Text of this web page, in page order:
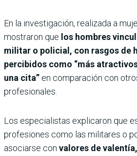
En la investigación, realizada a
mostraron que los hombres
militar o policial, con rasgos de
percibidos como “más
una cita” en comparación con
profesionales.
Los especialistas explicaron que
profesiones como las militares o
asociarse con valores de